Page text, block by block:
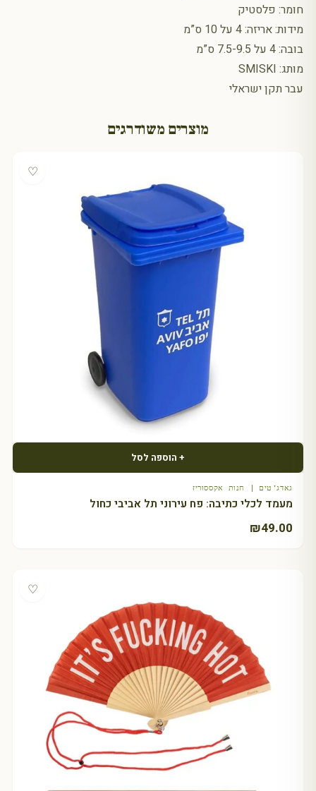
חומר: פלסטיק
מידות: אריזה: 4 על 10 ס”מ
בובה: 4 על 7.5-9.5 ס”מ
מותג: SMISKI
עבר תקן ישראלי
מוצרים משודרגים
♡
+ הוספה לסל
גאדג'טים | חנות אקססוריז
מעמד לכלי כתיבה: פח עירוני תל אביבי כחול
₪49.00
♡